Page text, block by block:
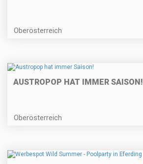
Oberösterreich
AUSTROPOP HAT IMMER SAISON!
Oberösterreich